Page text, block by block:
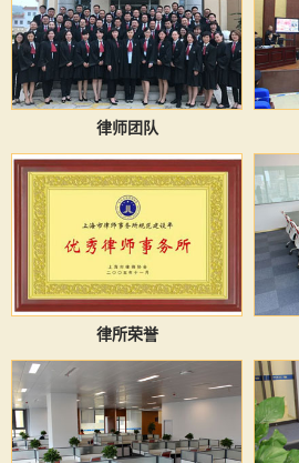
律师团队
律所荣誉